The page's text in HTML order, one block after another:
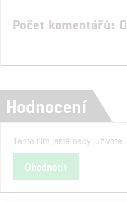
Počet komentářů: 0
Hodnocení
Tento film ještě nebyl
Ohodnotit